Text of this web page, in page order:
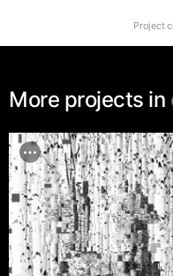
Project
More projects in